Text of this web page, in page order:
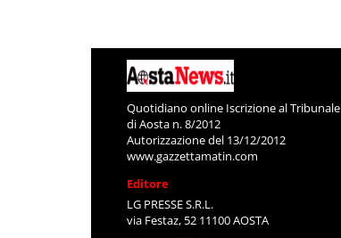
Quotidiano online Iscrizione al Tribunale
di Aosta n. 8/2012
Autorizzazione del 13/12/2012
www.gazzettamatin.com
Editore
LG PRESSE S.R.L.
via Festaz, 52 11100 AOSTA